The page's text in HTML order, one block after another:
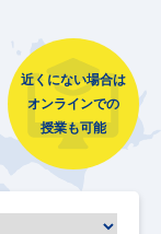
近くにない場合は
オンラインでの
授業も可能